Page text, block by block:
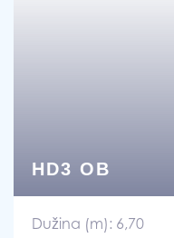
HD3 OB
Dužina (m): 6,70